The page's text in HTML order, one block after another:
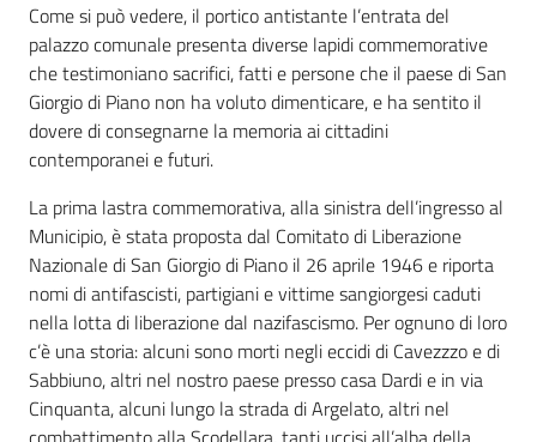
A
l
b
o
P
r
e
t
o
r
i
o
O
n
l
Come si può vedere, il portico antistante l’entrata del
palazzo comunale presenta diverse lapidi commemorative
che testimoniano sacrifici, fatti e persone che il paese di San
Giorgio di Piano non ha voluto dimenticare, e ha sentito il
dovere di consegnarne la memoria ai cittadini
contemporanei e futuri.
La prima lastra commemorativa, alla sinistra dell’ingresso al
Municipio, è stata proposta dal Comitato di Liberazione
Nazionale di San Giorgio di Piano il 26 aprile 1946 e riporta
nomi di antifascisti, partigiani e vittime sangiorgesi caduti
nella lotta di liberazione dal nazifascismo. Per ognuno di loro
c’è una storia: alcuni sono morti negli eccidi di Cavezzzo e di
Sabbiuno, altri nel nostro paese presso casa Dardi e in via
Cinquanta, alcuni lungo la strada di Argelato, altri nel